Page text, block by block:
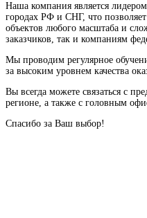
Наша компания является
городах РФ и СНГ, что
объектов любого масштаба и
заказчиков, так и компаниям
Мы проводим регулярное
за высоким уровнем качества
Вы всегда можете связаться с
регионе, а также с головным
Спасибо за Ваш выбор!